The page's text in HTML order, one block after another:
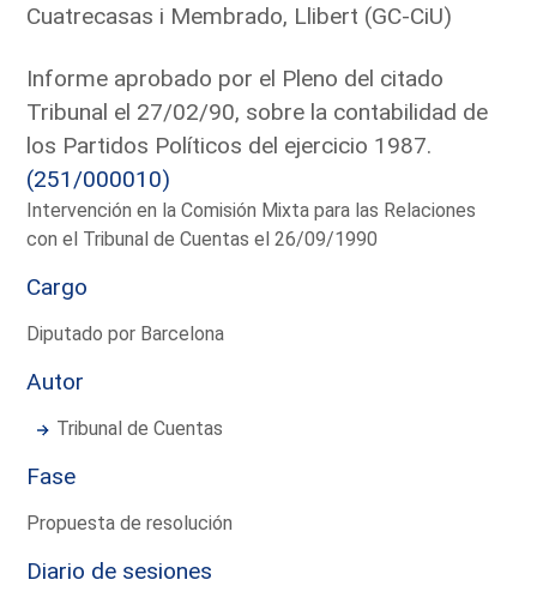
Cuatrecasas i Membrado, Llibert (GC-CiU)
Informe aprobado por el Pleno del citado
Tribunal el 27/02/90, sobre la contabilidad de
los Partidos Políticos del ejercicio 1987.
(251/000010)
Intervención en la Comisión Mixta para las Relaciones
con el Tribunal de Cuentas el 26/09/1990
Cargo
Diputado por Barcelona
Autor
Tribunal de Cuentas
Fase
Propuesta de resolución
Diario de sesiones